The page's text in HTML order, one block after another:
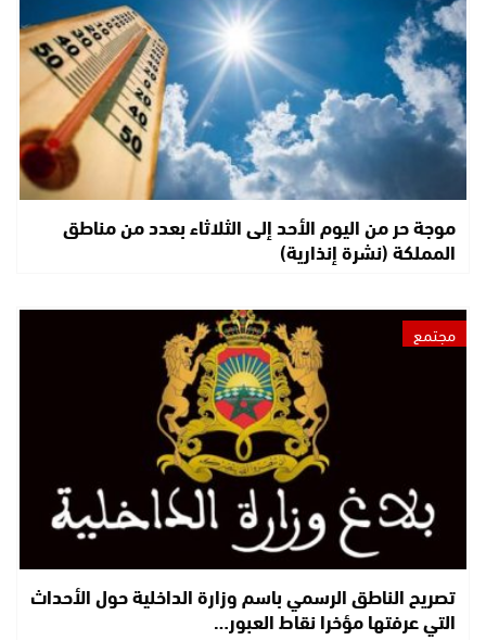
موجة حر من اليوم الأحد إلى الثلاثاء بعدد من مناطق
المملكة (نشرة إنذارية)
مجتمع
تصريح الناطق الرسمي باسم وزارة الداخلية حول الأحداث
التي عرفتها مؤخرا نقاط العبور…